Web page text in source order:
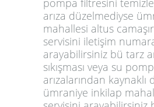
pompa filtresini
arıza düzelmediyse
mahallesi altus
servisini iletişim
arayabilirsiniz bü tarz
sıkışması veya su
arızalarından
ümraniye inkilap